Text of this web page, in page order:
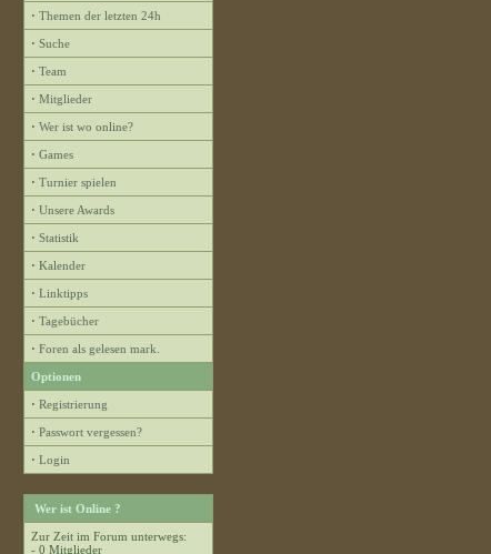
· Themen der letzten 24h
· Suche
· Team
· Mitglieder
· Wer ist wo online?
· Games
· Turnier spielen
· Unsere Awards
· Statistik
· Kalender
· Linktipps
· Tagebücher
· Foren als gelesen mark.
Optionen
· Registrierung
· Passwort vergessen?
· Login
Wer ist Online ?
Zur Zeit im Forum unterwegs:
- 0 Mitglieder